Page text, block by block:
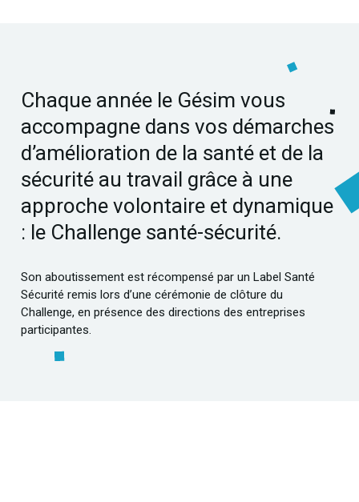
Chaque année le Gésim vous
accompagne dans vos démarches
d’amélioration de la santé et de la
sécurité au travail grâce à une
approche volontaire et dynamique
: le Challenge santé-sécurité.
Son aboutissement est récompensé par un Label Santé
Sécurité remis lors d’une cérémonie de clôture du
Challenge, en présence des directions des entreprises
participantes.